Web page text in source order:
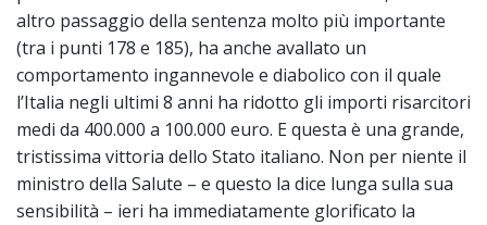
altro passaggio della sentenza molto più importante
(tra i punti 178 e 185), ha anche avallato un
comportamento ingannevole e diabolico con il quale
l’Italia negli ultimi 8 anni ha ridotto gli importi risarcitori
medi da 400.000 a 100.000 euro. E questa è una grande,
tristissima vittoria dello Stato italiano. Non per niente il
ministro della Salute – e questo la dice lunga sulla sua
sensibilità – ieri ha immediatamente glorificato la